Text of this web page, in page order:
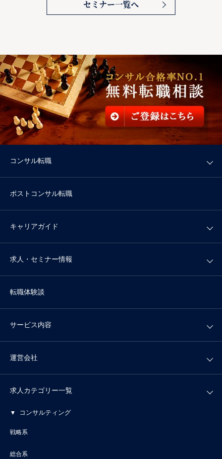
セミナー一覧へ
コンサル転職
ポストコンサル転職
キャリアガイド
求人・セミナー情報
転職体験談
サービス内容
運営会社
求人カテゴリー一覧
コンサルティング
戦略系
総合系